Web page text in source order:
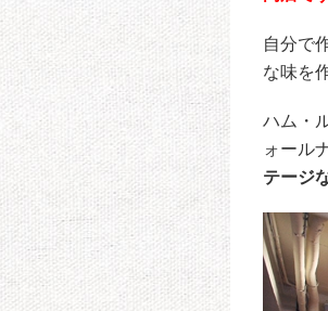
自分で
な味を
ハム・
ォール
テージ